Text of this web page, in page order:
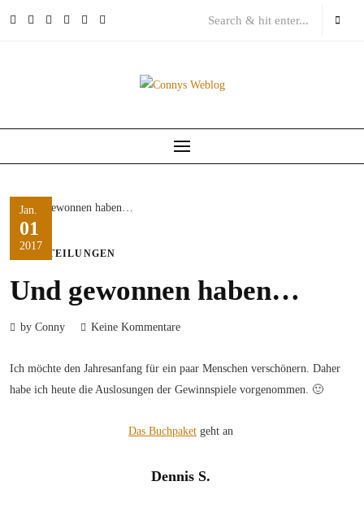
Jan.
01
2017
MITTEILUNGEN
Und gewonnen haben…
by Conny Keine Kommentare
Ich möchte den Jahresanfang für ein paar Menschen verschönern. Daher
habe ich heute die Auslosungen der Gewinnspiele vorgenommen. 🙂
Das Buchpaket geht an
Dennis S.